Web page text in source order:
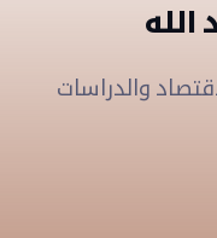
والدراسات